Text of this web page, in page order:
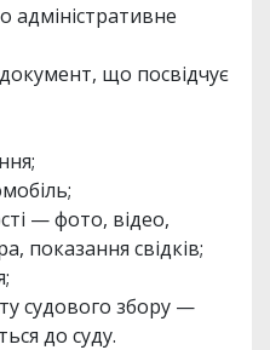
адміністративне
що посвідчує
— фото, відео,
показання свідків;
судового збору —
до суду.